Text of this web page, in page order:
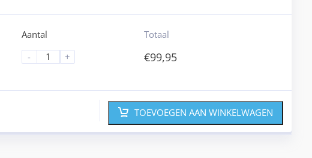
Aantal
-
+
Totaal
€99,95
TOEVOEGEN AAN WINKELWAGEN